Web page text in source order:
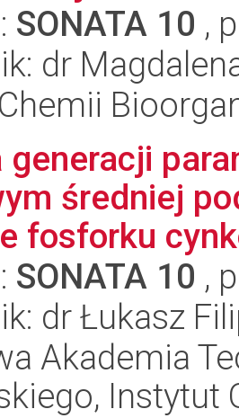
SONATA 10 ,
dr
generacji
średniej
fosforku
SONATA 10 ,
dr Łukasz
Akademia
Instytut